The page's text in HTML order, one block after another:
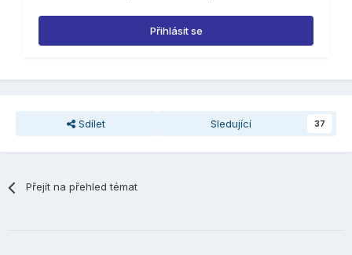
Přihlásit se
Sdílet Sledující 37
Přejít na přehled témat